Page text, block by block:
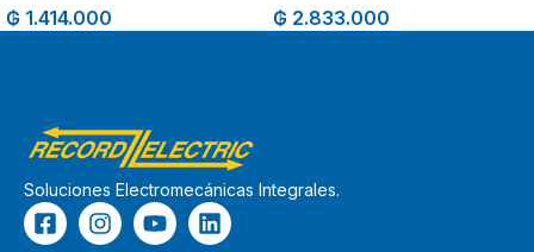
₲ 1.414.000 ₲ 2.833.000
Soluciones Electromecánicas Integrales.